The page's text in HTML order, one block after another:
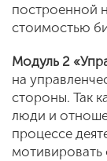
построенной
стоимостью
Модуль 2
на
стороны. Так
люди и
процессе
мотивировать